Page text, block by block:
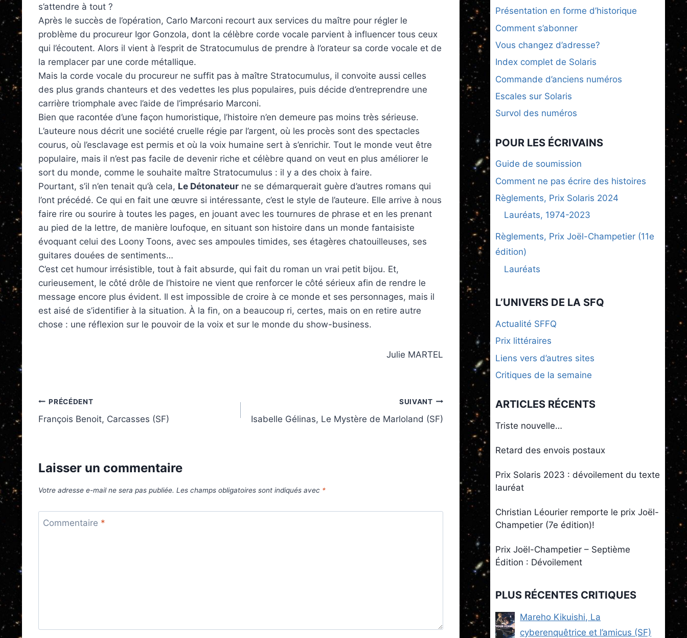
s’attendre à tout ?
Après le succès de l’opération, Carlo Marconi recourt aux services du maître pour régler le
problème du procureur Igor Gonzola, dont la célèbre corde vocale parvient à influencer tous ceux
qui l’écoutent. Alors il vient à l’esprit de Stratocumulus de prendre à l’orateur sa corde vocale et de
la remplacer par une corde métallique.
Mais la corde vocale du procureur ne suffit pas à maître Stratocumulus, il convoite aussi celles
des plus grands chanteurs et des vedettes les plus populaires, puis décide d’entreprendre une
carrière triomphale avec l’aide de l’imprésario Marconi.
Bien que racontée d’une façon humoristique, l’histoire n’en demeure pas moins très sérieuse.
L’auteure nous décrit une société cruelle régie par l’argent, où les procès sont des spectacles
courus, où l’esclavage est permis et où la voix humaine sert à s’enrichir. Tout le monde veut être
populaire, mais il n’est pas facile de devenir riche et célèbre quand on veut en plus améliorer le
sort du monde, comme le souhaite maître Stratocumulus : il y a des choix à faire.
Pourtant, s’il n’en tenait qu’à cela, Le Détonateur ne se démarquerait guère d’autres romans qui
l’ont précédé. Ce qui en fait une œuvre si intéressante, c’est le style de l’auteure. Elle arrive à nous
faire rire ou sourire à toutes les pages, en jouant avec les tournures de phrase et en les prenant
au pied de la lettre, de manière loufoque, en situant son histoire dans un monde fantaisiste
évoquant celui des Loony Toons, avec ses ampoules timides, ses étagères chatouilleuses, ses
guitares douées de sentiments…
C’est cet humour irrésistible, tout à fait absurde, qui fait du roman un vrai petit bijou. Et,
curieusement, le côté drôle de l’histoire ne vient que renforcer le côté sérieux afin de rendre le
message encore plus évident. Il est impossible de croire à ce monde et ses personnages, mais il
est aisé de s’identifier à la situation. À la fin, on a beaucoup ri, certes, mais on en retire autre
chose : une réflexion sur le pouvoir de la voix et sur le monde du show-business.
Julie MARTEL
Navigation
de
PRÉCÉDENT
François Benoit, Carcasses (SF)
SUIVANT
Isabelle Gélinas, Le Mystère de Marloland (SF)
Laisser un commentaire
Votre adresse e-mail ne sera pas publiée. Les champs obligatoires sont indiqués avec *
Commentaire *
Présentation en forme d’historique
Comment s’abonner
Vous changez d’adresse?
Index complet de Solaris
Commande d’anciens numéros
Escales sur Solaris
Survol des numéros
POUR LES ÉCRIVAINS
Guide de soumission
Comment ne pas écrire des histoires
Règlements, Prix Solaris 2024
Lauréats, 1974-2023
Règlements, Prix Joël-Champetier (11e
édition)
Lauréats
L’UNIVERS DE LA SFQ
Actualité SFFQ
Prix littéraires
Liens vers d’autres sites
Critiques de la semaine
ARTICLES RÉCENTS
Triste nouvelle…
Retard des envois postaux
Prix Solaris 2023 : dévoilement du texte
lauréat
Christian Léourier remporte le prix Joël-
Champetier (7e édition)!
Prix Joël-Champetier – Septième
Édition : Dévoilement
PLUS RÉCENTES CRITIQUES
Mareho Kikuishi, La
cyberenquêtrice et l’amicus (SF)